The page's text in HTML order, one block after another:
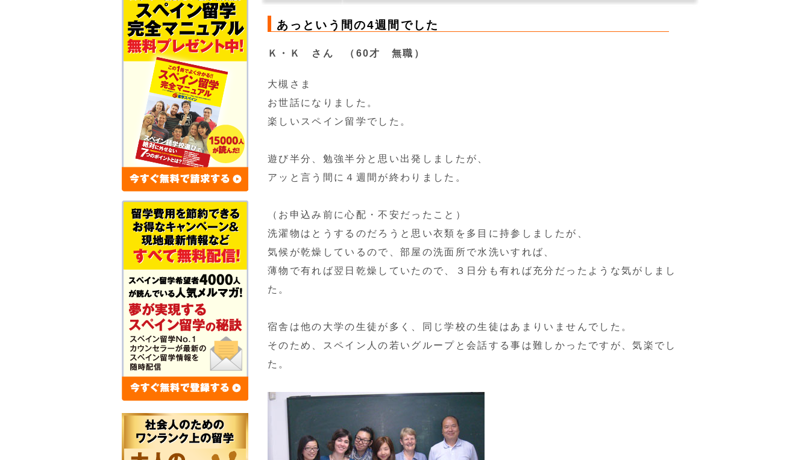
あっという間の4週間でした
Ｋ・Ｋ さん （60才 無職）
大槻さま
お世話になりました。
楽しいスペイン留学でした。
遊び半分、勉強半分と思い出発しましたが、
アッと言う間に４週間が終わりました。
（お申込み前に心配・不安だったこと）
洗濯物はとうするのだろうと思い衣類を多目に持参しましたが、
気候が乾燥しているので、部屋の洗面所で水洗いすれば、
薄物で有れば翌日乾燥していたので、３日分も有れば充分だったような気がしまし
た。
宿舎は他の大学の生徒が多く、同じ学校の生徒はあまりいませんでした。
そのため、スペイン人の若いグループと会話する事は難しかったですが、気楽でし
た。